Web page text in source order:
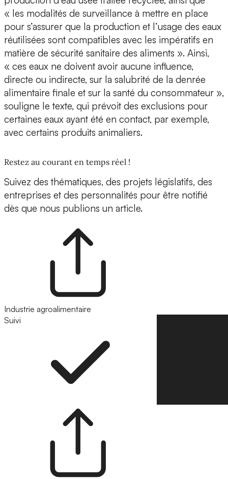
« les modalités de surveillance à mettre en place
pour s’assurer que la production et l’usage des eaux
réutilisées sont compatibles avec les impératifs en
matière de sécurité sanitaire des aliments ». Ainsi,
« ces eaux ne doivent avoir aucune influence,
directe ou indirecte, sur la salubrité de la denrée
alimentaire finale et sur la santé du consommateur »,
souligne le texte, qui prévoit des exclusions pour
certaines eaux ayant été en contact, par exemple,
avec certains produits animaliers.
Restez au courant en temps réel !
Suivez des thématiques, des projets législatifs, des
entreprises et des personnalités pour être notifié
dès que nous publions un article.
Industrie agroalimentaire
Suivi